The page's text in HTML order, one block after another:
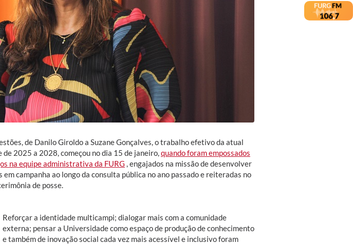
de Danilo Giroldo a Suzane Gonçalves, o trabalho efetivo da atual
2025 a 2028, começou no dia 15 de janeiro, quando foram empossados
na equipe administrativa da FURG , engajados na missão de desenvolver
campanha ao longo da consulta pública no ano passado e reiteradas no
de posse.
Reforçar a identidade multicampi; dialogar mais com a comunidade
externa; pensar a Universidade como espaço de produção de conhecimento
e também de inovação social cada vez mais acessível e inclusivo foram